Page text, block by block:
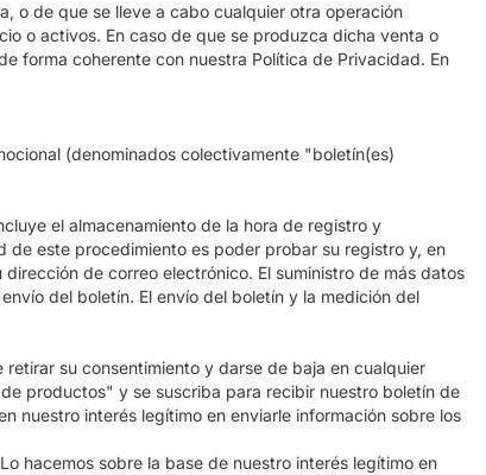
o de que se lleve a cabo cualquier otra operación
o activos. En caso de que se produzca dicha venta o
forma coherente con nuestra Política de Privacidad. En
(denominados colectivamente "boletín(es)
el almacenamiento de la hora de registro y
de este procedimiento es poder probar su registro y, en
de correo electrónico. El suministro de más datos
del boletín. El envío del boletín y la medición del
su consentimiento y darse de baja en cualquier
productos" y se suscriba para recibir nuestro boletín de
nuestro interés legítimo en enviarle información sobre los
hacemos sobre la base de nuestro interés legítimo en